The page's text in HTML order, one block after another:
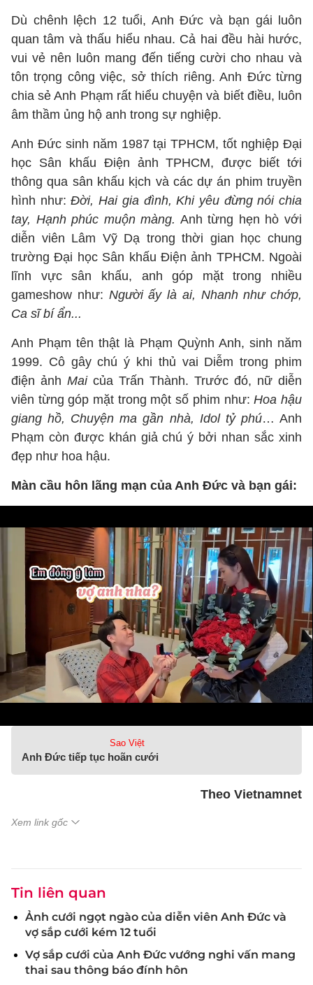
Dù chênh lệch 12 tuổi, Anh Đức và bạn gái luôn
quan tâm và thấu hiểu nhau. Cả hai đều hài hước,
vui vẻ nên luôn mang đến tiếng cười cho nhau và
tôn trọng công việc, sở thích riêng. Anh Đức từng
chia sẻ Anh Phạm rất hiểu chuyện và biết điều, luôn
âm thầm ủng hộ anh trong sự nghiệp.
Anh Đức sinh năm 1987 tại TPHCM, tốt nghiệp Đại
học Sân khấu Điện ảnh TPHCM, được biết tới
thông qua sân khấu kịch và các dự án phim truyền
hình như:Đời, Hai gia đình, Khi yêu đừng nói chia
tay, Hạnh phúc muộn màng. Anh từng hẹn hò với
diễn viên Lâm Vỹ Dạ trong thời gian học chung
trường Đại học Sân khấu Điện ảnh TPHCM. Ngoài
lĩnh vực sân khấu, anh góp mặt trong nhiều
gameshow như: Người ấy là ai, Nhanh như chớp,
Ca sĩ bí ẩn...
Anh Phạm tên thật là Phạm Quỳnh Anh, sinh năm
1999. Cô gây chú ý khi thủ vai Diễm trong phim
điện ảnh Mai của Trấn Thành. Trước đó, nữ diễn
viên từng góp mặt trong một số phim như:Hoa hậu
giang hồ, Chuyện ma gần nhà, Idol tỷ phú… Anh
Phạm còn được khán giả chú ý bởi nhan sắc xinh
đẹp như hoa hậu.
Màn cầu hôn lãng mạn của Anh Đức và bạn gái:
Sao Việt
Anh Đức tiếp tục hoãn cưới
Theo Vietnamnet
Xem link gốc
Tin liên quan
Ảnh cưới ngọt ngào của diễn viên Anh Đức và
vợ sắp cưới kém 12 tuổi
Vợ sắp cưới của Anh Đức vướng nghi vấn mang
thai sau thông báo đính hôn